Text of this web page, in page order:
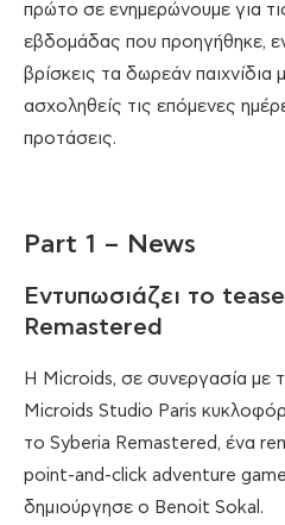
πρώτο σε ενημερώνουμε για
εβδομάδας που προηγήθηκε,
βρίσκεις τα δωρεάν παιχνίδια
ασχοληθείς τις επόμενες
προτάσεις.
Part 1 – News
Εντυπωσιάζει το
Remastered
Η Microids, σε συνεργασία με
Microids Studio Paris
το Syberia Remastered, ένα
point-and-click adventure
δημιούργησε ο Benoit Sokal.